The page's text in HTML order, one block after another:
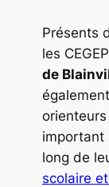
Présents
les
de
important
long de
scolaire